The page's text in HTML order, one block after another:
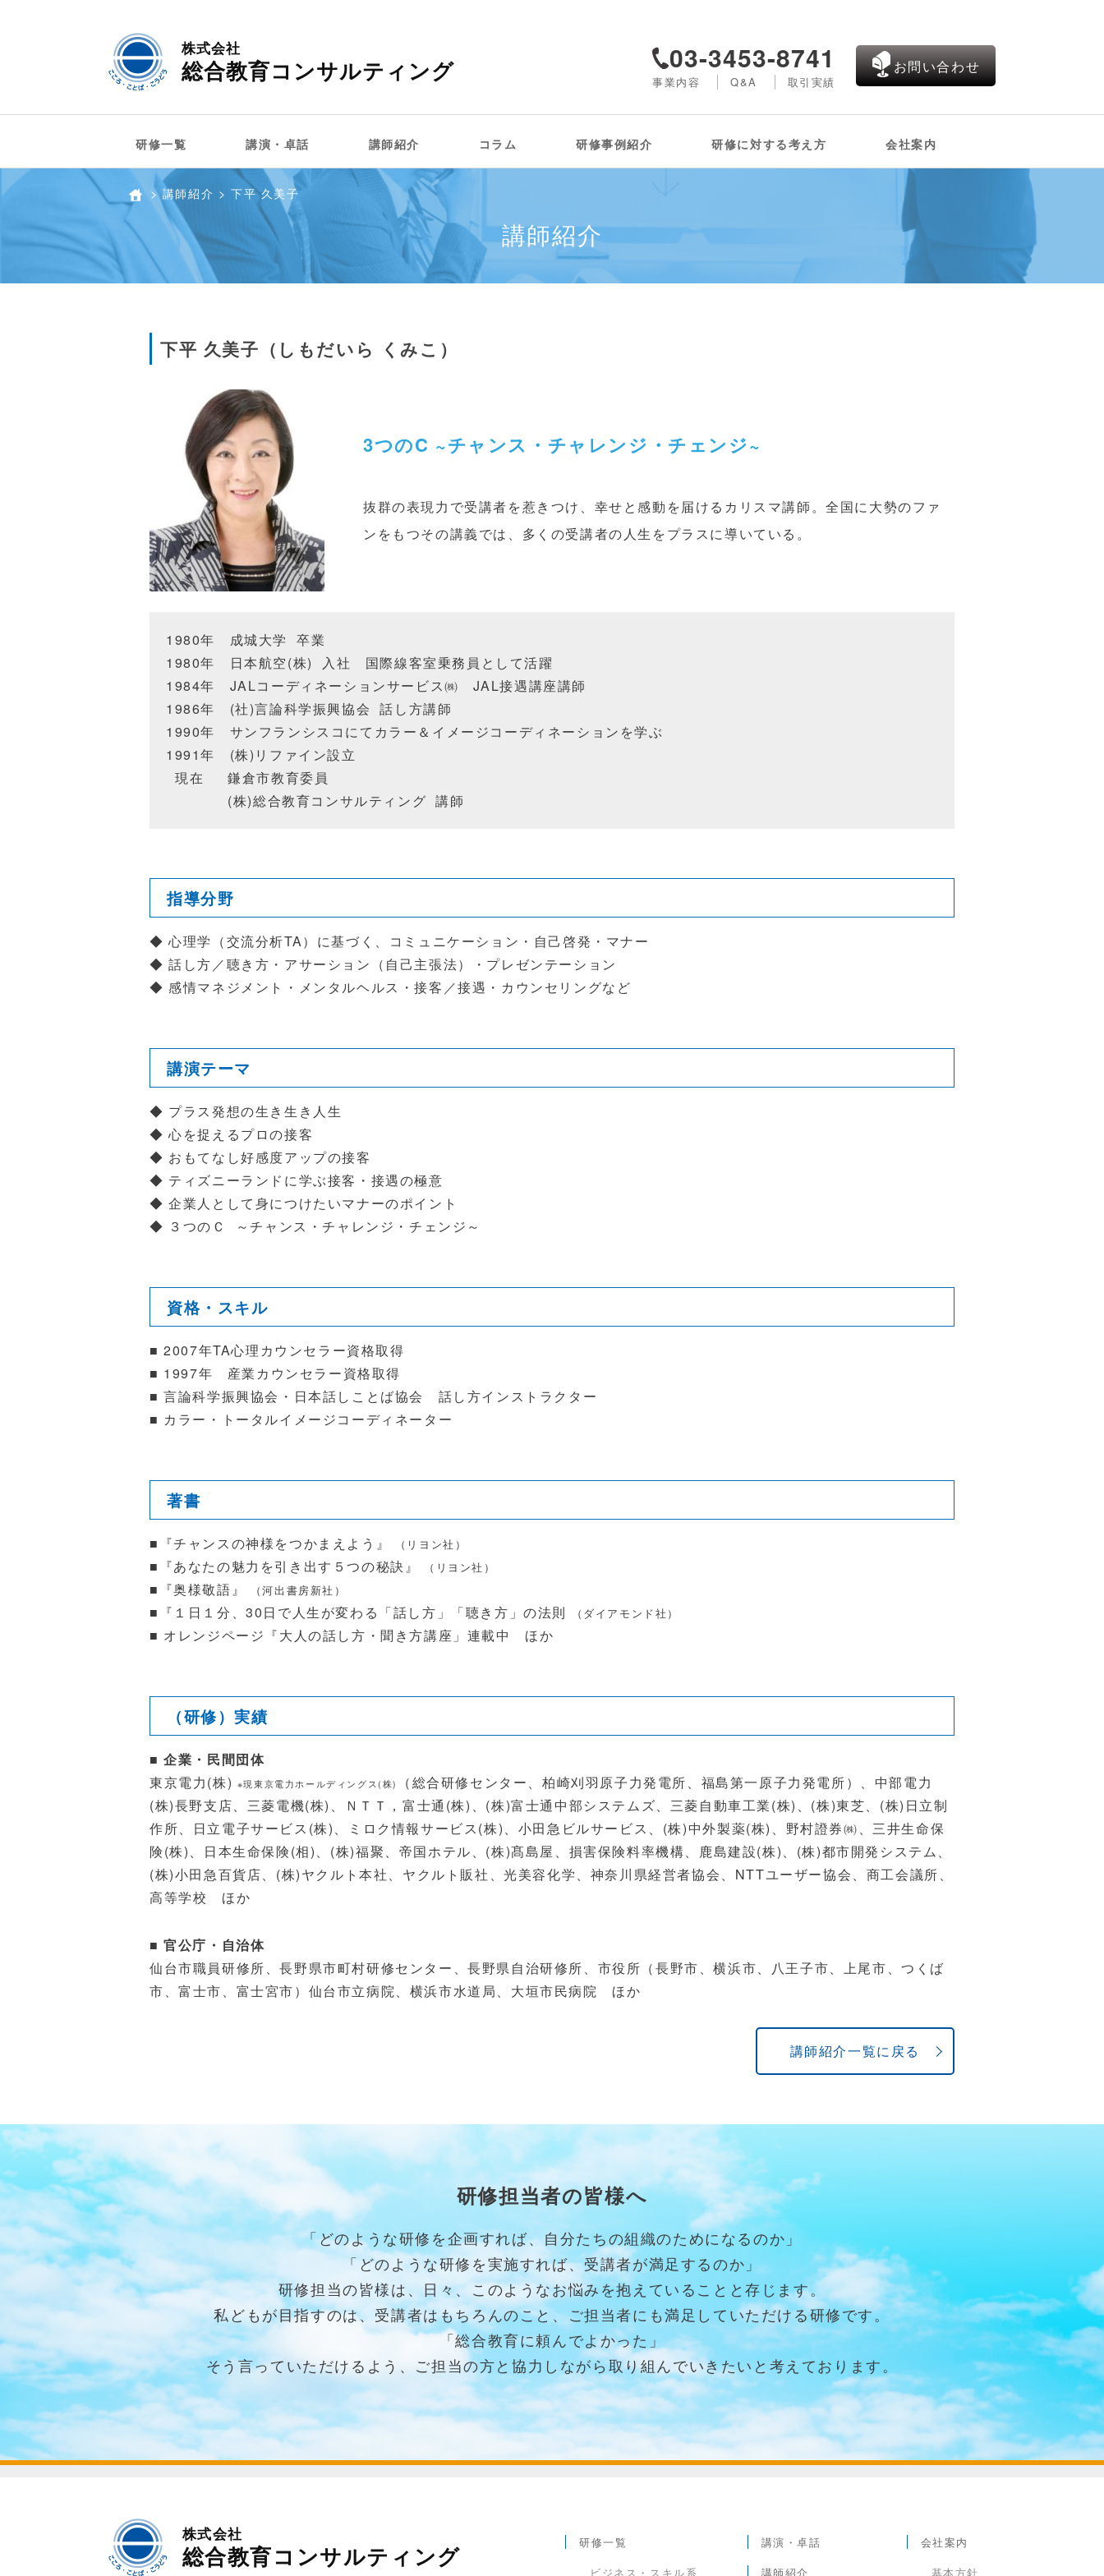
株式会社
総合教育コンサルティング お問い合わせ
03-3453-8741
事業内容 Q&A 取引実績
研修一覧 講演・卓話 講師紹介 コラム 研修事例紹介 研修に対する考え方 会社案内
ホーム
>講師紹介 >下平 久美子
講師紹介
下平 久美子（しもだいら くみこ）
3つのC ~チャンス・チャレンジ・チェンジ~
抜群の表現力で受講者を惹きつけ、幸せと感動を届けるカリスマ講師。全国に大勢のファ
ンをもつその講義では、多くの受講者の人生をプラスに導いている。
1980年 成城大学 卒業
1980年 日本航空(株) 入社 国際線客室乗務員として活躍
1984年 JALコーディネーションサービス㈱ JAL接遇講座講師
1986年 (社)言論科学振興協会 話し方講師
1990年 サンフランシスコにてカラー＆イメージコーディネーションを学ぶ
1991年 (株) リファイン設立
現在 鎌倉市教育委員
(株)総合教育コンサルティング 講師
指導分野
◆ 心理学（交流分析TA）に基づく、コミュニケーション・自己啓発・マナー
◆ 話し方／聴き方・アサーション（自己主張法）・プレゼンテーション
◆ 感情マネジメント・メンタルヘルス・接客／接遇・カウンセリングなど
講演テーマ
◆ プラス発想の生き生き人生
◆ 心を捉えるプロの接客
◆ おもてなし好感度アップの接客
◆ ティズニーランドに学ぶ接客・接遇の極意
◆ 企業人として身につけたいマナーのポイント
◆ ３つのＣ ～チャンス・チャレンジ・チェンジ～
資格・スキル
■ 2007年TA心理カウンセラー資格取得
■ 1997年 産業カウンセラー資格取得
■ 言論科学振興協会・日本話しことば協会 話し方インストラクター
■ カラー・トータルイメージコーディネーター
著書
■『チャンスの神様をつかまえよう』 （リヨン社）
■『あなたの魅力を引き出す５つの秘訣』 （リヨン社）
■『奥様敬語』 （河出書房新社）
■『１日１分、30日で人生が変わる「話し方」「聴き方」の法則 （ダイアモンド社）
■ オレンジページ『大人の話し方・聞き方講座」連載中 ほか
（研修）実績
■ 企業・民間団体
東京電力(株) ※現東京電力ホールディングス(株)
（総合研修センター、柏崎刈羽原子力発電所、福島第一原子力発電所）、中部電力
(株)長野支店、三菱電機(株) 、ＮＴＴ，富士通 (株) 、 (株)富士通中部システムズ、三菱自動車工業(株) 、 (株)東芝、 (株) 日立制
作所、日立電子サービス (株)、ミロク情報サービス(株)、小田急ビルサービス、 (株)中外製薬(株) 、野村證券㈱、三井生命保
険(株)、日本生命保険(相)、 (株)福聚、帝国ホテル、 (株)髙島屋、損害保険料率機構、鹿島建設(株)、 (株)都市開発システム、
(株)小田急百貨店、 (株)ヤクルト本社、ヤクルト販社、光美容化学、神奈川県経営者協会、 NTTユーザー協会、商工会議所、
高等学校 ほか
■ 官公庁・自治体
仙台市職員研修所、長野県市町村研修センター、長野県自治研修所、市役所（長野市、横浜市、八王子市、上尾市、つくば
市、富士市、富士宮市）仙台市立病院、横浜市水道局、大垣市民病院 ほか
講師紹介一覧に戻る
研修担当者の皆様へ
「どのような研修を企画すれば、自分たちの組織のためになるのか」
「どのような研修を実施すれば、受講者が満足するのか」
研修担当の皆様は、日々、このようなお悩みを抱えていることと存じます。
私どもが目指すのは、受講者はもちろんのこと、ご担当者にも満足していただける研修です。
「総合教育に頼んでよかった」
そう言っていただけるよう、ご担当の方と協力しながら取り組んでいきたいと考えております。
株式会社
総合教育コンサルティング
研修一覧
ビジネス・スキル系
講演・卓話
講師紹介
会社案内
基本方針